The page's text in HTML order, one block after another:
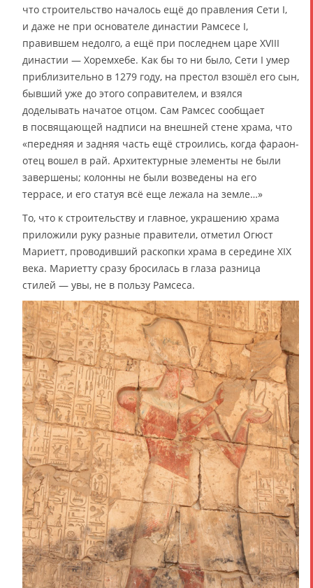
что строительство началось ещё до правления Сети I,
и даже не при основателе династии Рамсесе I,
правившем недолго, а ещё при последнем царе XVIII
династии — Хоремхебе. Как бы то ни было, Сети I умер
приблизительно в 1279 году, на престол взошёл его сын,
бывший уже до этого соправителем, и взялся
доделывать начатое отцом. Сам Рамсес сообщает
в посвящающей надписи на внешней стене храма, что
«передняя и задняя часть ещё строились, когда фараон-
отец вошел в рай. Архитектурные элементы не были
завершены; колонны не были возведены на его
террасе, и его статуя всё еще лежала на земле…»
То, что к строительству и главное, украшению храма
приложили руку разные правители, отметил Огюст
Мариетт, проводивший раскопки храма в середине XIX
века. Мариетту сразу бросилась в глаза разница
стилей — увы, не в пользу Рамсеса.